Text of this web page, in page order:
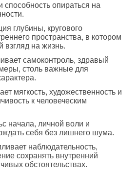
способность опираться на
глубины, кругового
пространства, в котором
взгляд на жизнь.
самоконтроль, здравый
столь важные для
мягкость, художественность и
к человеческим
начала, личной воли и
себя без лишнего шума.
наблюдательность,
сохранять внутренний
обстоятельствах.